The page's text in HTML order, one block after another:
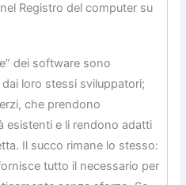
Registro del computer su
dei software sono
loro stessi sviluppatori;
che prendono
esistenti e li rendono adatti
Il succo rimane lo stesso:
tutto il necessario per